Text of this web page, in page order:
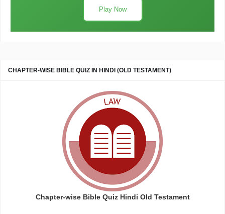
Play Now
CHAPTER-WISE BIBLE QUIZ IN HINDI (OLD TESTAMENT)
Chapter-wise Bible Quiz Hindi Old Testament